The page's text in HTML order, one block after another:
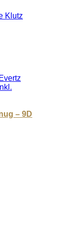
– 9D